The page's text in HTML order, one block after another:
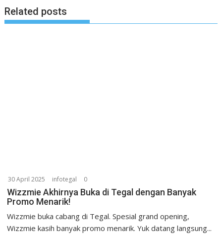
Related posts
30 April 2025 infotegal 0
Wizzmie Akhirnya Buka di Tegal dengan Banyak
Promo Menarik!
Wizzmie buka cabang di Tegal. Spesial grand opening,
Wizzmie kasih banyak promo menarik. Yuk datang langsung...